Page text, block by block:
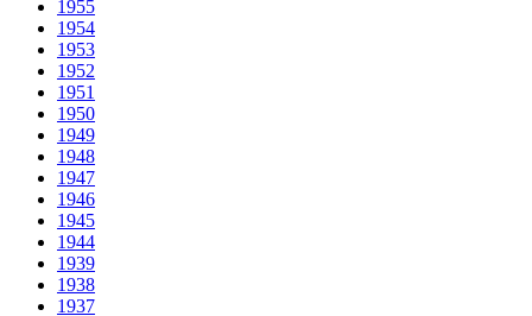
1955
1954
1953
1952
1951
1950
1949
1948
1947
1946
1945
1944
1939
1938
1937